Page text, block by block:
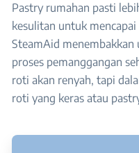
Pastry rumahan pasti
kesulitan untuk
SteamAid menembakkan
proses pemanggangan
roti akan renyah, tapi
roti yang keras atau